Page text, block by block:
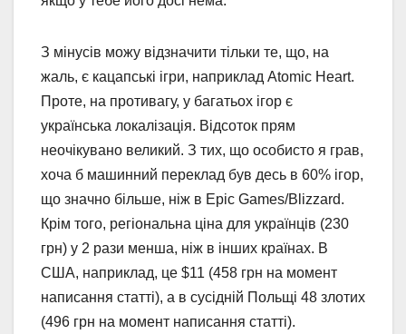
З мінусів можу відзначити тільки те, що, на
жаль, є кацапські ігри, наприклад Atomic Heart.
Проте, на противагу, у багатьох ігор є
українська локалізація. Відсоток прям
неочікувано великий. З тих, що особисто я грав,
хоча б машинний переклад був десь в 60% ігор,
що значно більше, ніж в Epic Games/Blizzard.
Крім того, регіональна ціна для українців (230
грн) у 2 рази менша, ніж в інших країнах. В
США, наприклад, це $11 (458 грн на момент
написання статті), а в сусідній Польщі 48 злотих
(496 грн на момент написання статті).